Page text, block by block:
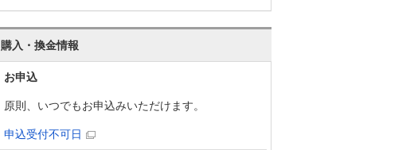
購入・換金情報
お申込
原則、いつでもお申込みいただけます。
申込受付不可日